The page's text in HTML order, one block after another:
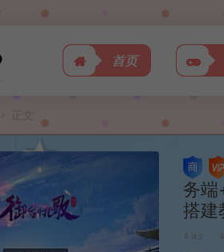
首页
正文
务
搭建
波少